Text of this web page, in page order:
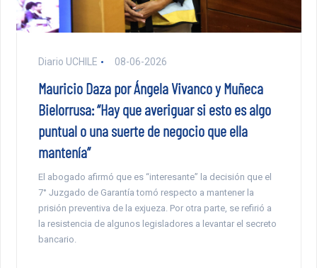
Diario UCHILE 08-06-2026
Mauricio Daza por Ángela Vivanco y Muñeca
Bielorrusa: “Hay que averiguar si esto es algo
puntual o una suerte de negocio que ella
mantenía”
El abogado afirmó que es “interesante” la decisión que el
7° Juzgado de Garantía tomó respecto a mantener la
prisión preventiva de la exjueza. Por otra parte, se refirió a
la resistencia de algunos legisladores a levantar el secreto
bancario.